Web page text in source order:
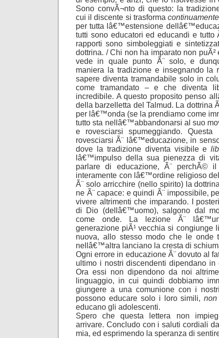
Sono convÃ¬nto di questo: la
cui il discente si trasforma
per tutta lâ€™estensione
tutti sono educatori ed educandi e tutto
rapporti sono simboleggiati e
dottrina. / Chi non ha imparato non
vede in quale punto Ã¨ solo, e
maniera la tradizione e insegnando la
sapere diventa tramandabile solo in
come tramandato – e che diventa
incredibile. A questo proposito penso
della barzelletta del Talmud. La dottrina
per lâ€™onda (se la prendiamo come
tutto sta nellâ€™abbandonarsi al suo
e rovesciarsi spumeggiando.
rovesciarsi Ã¨ lâ€™educazione, in
dove la tradizione diventa visibile e
lâ€™impulso della sua pienezza di
parlare di educazione, Ã¨ perchÃ©
interamente con lâ€™ordine religioso
Ã¨ solo arricchire (nello spirito) la
ne Ã¨ capace: e quindi Ã¨ impossibile,
vivere altrimenti che imparando. I
di Dio (dellâ€™uomo), salgono dal
come onde. La lezione Ã¨
generazione piÃ¹ vecchia si congiunge
nuova, allo stesso modo che le onde
nellâ€™altra lanciano la cresta di
Ogni errore in educazione Ã¨ dovuto al
ultimo i nostri discendenti dipendano
Ora essi non dipendono da noi
linguaggio, in cui quindi dobbiamo
giungere a una comunione con i
possono educare solo i loro simili,non
educano gli adolescenti.
Spero che questa lettera non
arrivare. Concludo con i saluti cordiali
mia, ed esprimendo la speranza di